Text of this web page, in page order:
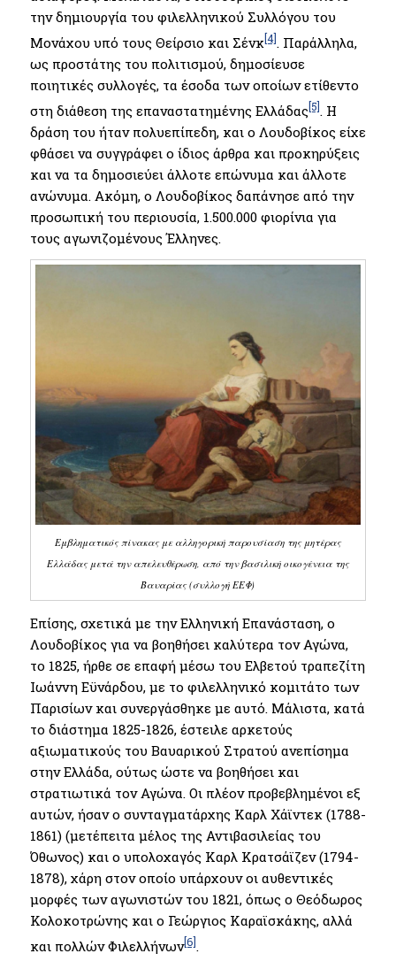
την δημιουργία του φιλελληνικού Συλλόγου του
Μονάχου υπό τους Θείρσιο και Σένκ[4]. Παράλληλα,
ως προστάτης του πολιτισμού, δημοσίευσε
ποιητικές συλλογές, τα έσοδα των οποίων ετίθεντο
στη διάθεση της επαναστατημένης Ελλάδας[5]. Η
δράση του ήταν πολυεπίπεδη, και ο Λουδοβίκος είχε
φθάσει να συγγράφει ο ίδιος άρθρα και προκηρύξεις
και να τα δημοσιεύει άλλοτε επώνυμα και άλλοτε
ανώνυμα. Ακόμη, ο Λουδοβίκος δαπάνησε από την
προσωπική του περιουσία, 1.500.000 φιορίνια για
τους αγωνιζομένους Έλληνες.
Εμβληματικός πίνακας με αλληγορική παρουσίαση της μητέρας
Ελλάδας μετά την απελευθέρωση, από την βασιλική οικογένεια της
Βαυαρίας (συλλογή ΕΕΦ)
Επίσης, σχετικά με την Ελληνική Επανάσταση, ο
Λουδοβίκος για να βοηθήσει καλύτερα τον Αγώνα,
το 1825, ήρθε σε επαφή μέσω του Ελβετού τραπεζίτη
Ιωάννη Εϋνάρδου, με το φιλελληνικό κομιτάτο των
Παρισίων και συνεργάσθηκε με αυτό. Μάλιστα, κατά
το διάστημα 1825-1826, έστειλε αρκετούς
αξιωματικούς του Βαυαρικού Στρατού ανεπίσημα
στην Ελλάδα, ούτως ώστε να βοηθήσει και
στρατιωτικά τον Αγώνα. Οι πλέον προβεβλημένοι εξ
αυτών, ήσαν ο συνταγματάρχης Καρλ Χάϊντεκ (1788-
1861) (μετέπειτα μέλος της Αντιβασιλείας του
Όθωνος) και ο υπολοχαγός Καρλ Κρατσάϊζεν (1794-
1878), χάρη στον οποίο υπάρχουν οι αυθεντικές
μορφές των αγωνιστών του 1821, όπως ο Θεόδωρος
Κολοκοτρώνης και ο Γεώργιος Καραϊσκάκης, αλλά
και πολλών Φιλελλήνων[6].